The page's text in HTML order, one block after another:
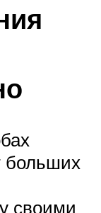
больших
своими